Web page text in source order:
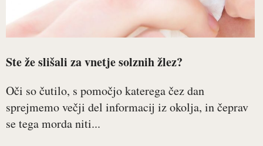
Ste že slišali za vnetje solznih žlez?
Oči so čutilo, s pomočjo katerega čez dan
sprejmemo večji del informacij iz okolja, in čeprav
se tega morda niti...